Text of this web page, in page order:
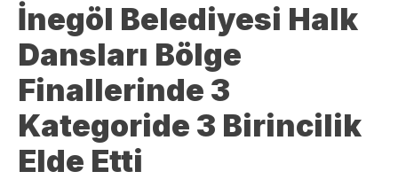
İnegöl Belediyesi Halk
Dansları Bölge
Finallerinde 3
Kategoride 3 Birincilik
Elde Etti